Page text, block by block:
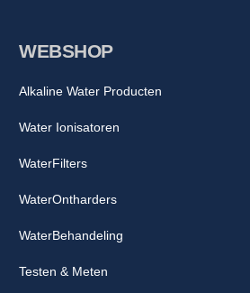
WEBSHOP
Alkaline Water Producten
Water Ionisatoren
WaterFilters
WaterOntharders
WaterBehandeling
Testen & Meten